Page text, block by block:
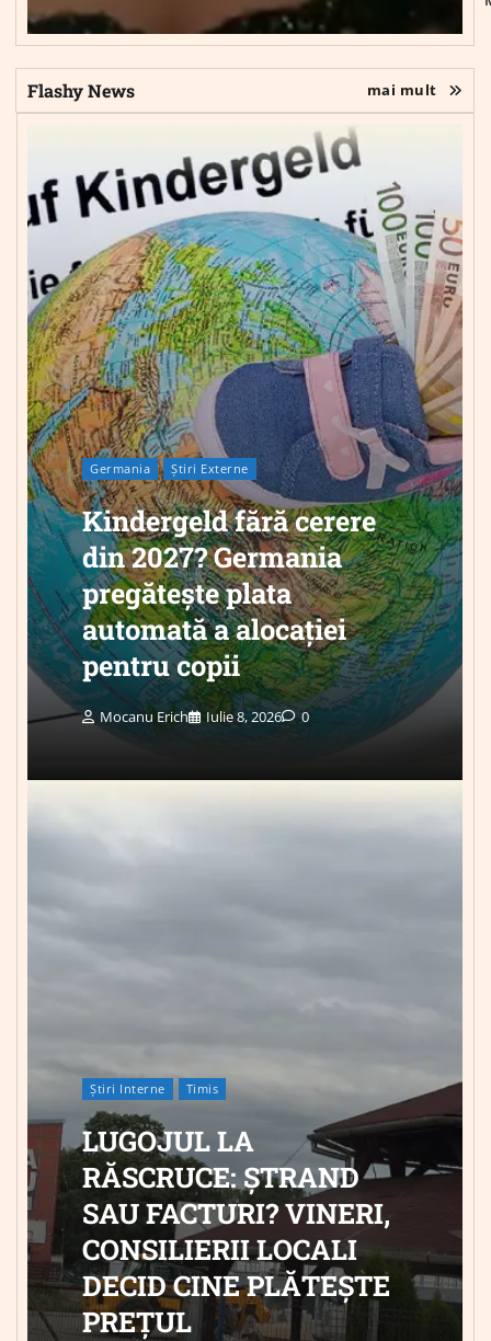
Flashy News mai mult
Germania Știri Externe
Kindergeld fără cerere
din 2027? Germania
pregătește plata
automată a alocației
pentru copii
Mocanu Erich Iulie 8, 2026 0
Știri Interne Timis
LUGOJUL LA
RĂSCRUCE: ȘTRAND
SAU FACTURI? VINERI,
CONSILIERII LOCALI
DECID CINE PLĂTEȘTE
PREȚUL